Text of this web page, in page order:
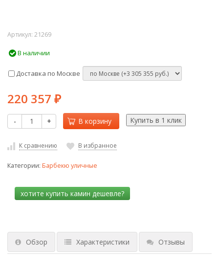
Артикул: 21269
В наличии
Доставка по Москве
220 357 ₽
- + В корзину
К сравнению В избранное
Категории: Барбекю уличные
Обзор Характеристики Отзывы